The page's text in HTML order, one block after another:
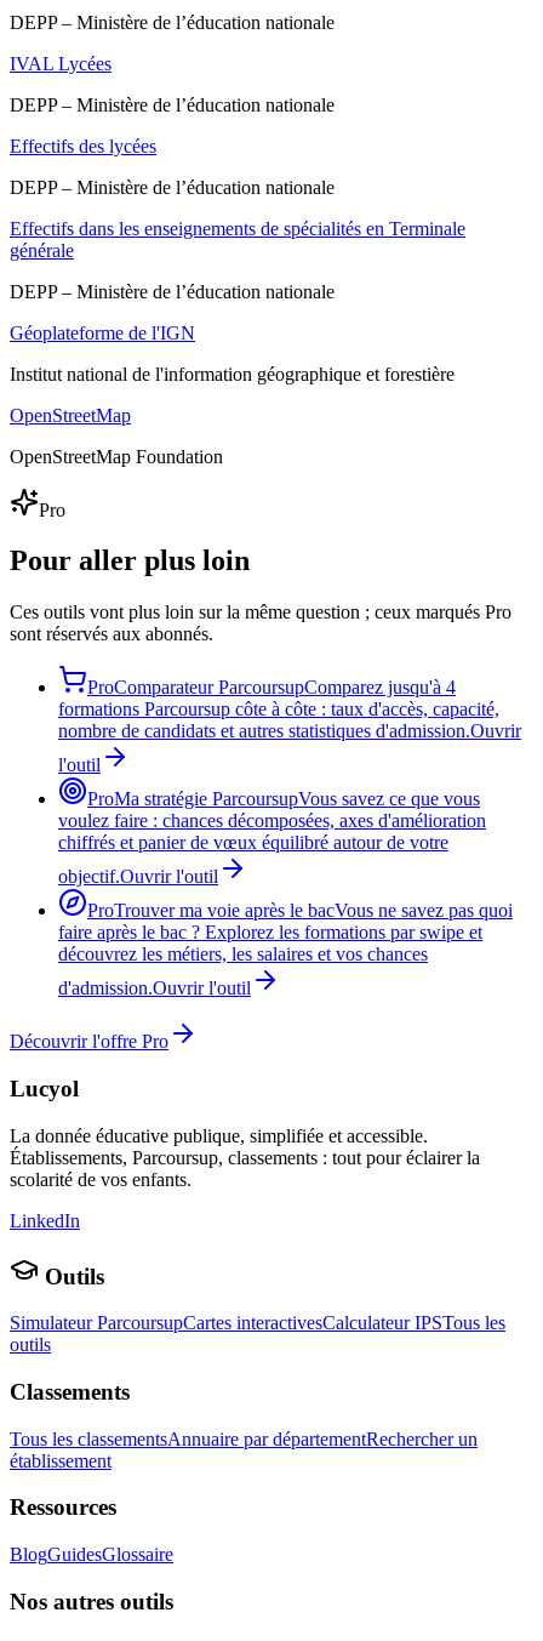
DEPP – Ministère de l’éducation nationale
IVAL Lycées
DEPP – Ministère de l’éducation nationale
Effectifs des lycées
DEPP – Ministère de l’éducation nationale
Effectifs dans les enseignements de spécialités en Terminale
générale
DEPP – Ministère de l’éducation nationale
Géoplateforme de l'IGN
Institut national de l'information géographique et forestière
OpenStreetMap
OpenStreetMap Foundation
Pro
Pour aller plus loin
Ces outils vont plus loin sur la même question ; ceux marqués Pro
sont réservés aux abonnés.
ProComparateur ParcoursupComparez jusqu'à 4
formations Parcoursup côte à côte : taux d'accès, capacité,
nombre de candidats et autres statistiques d'admission.Ouvrir
l'outil
ProMa stratégie ParcoursupVous savez ce que vous
voulez faire : chances décomposées, axes d'amélioration
chiffrés et panier de vœux équilibré autour de votre
objectif.Ouvrir l'outil
ProTrouver ma voie après le bacVous ne savez pas quoi
faire après le bac ? Explorez les formations par swipe et
découvrez les métiers, les salaires et vos chances
d'admission.Ouvrir l'outil
Découvrir l'offre Pro
Lucyol
La donnée éducative publique, simplifiée et accessible.
Établissements, Parcoursup, classements : tout pour éclairer la
scolarité de vos enfants.
LinkedIn
Outils
Simulateur ParcoursupCartes interactivesCalculateur IPSTous les
outils
Classements
Tous les classementsAnnuaire par départementRechercher un
établissement
Ressources
BlogGuidesGlossaire
Nos autres outils